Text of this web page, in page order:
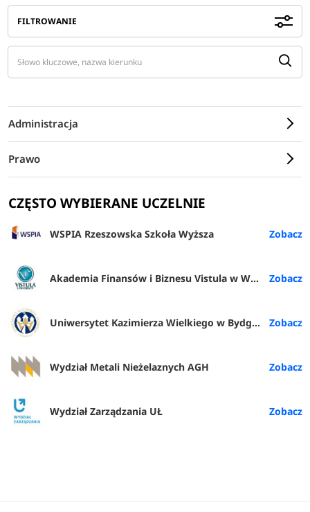
FILTROWANIE
Administracja
Prawo
CZĘSTO WYBIERANE UCZELNIE
WSPIA Rzeszowska Szkoła Wyższa
Akademia Finansów i Biznesu Vistula w Warszawie
Uniwersytet Kazimierza Wielkiego w Bydgoszczy
Wydział Metali Nieżelaznych AGH
Wydział Zarządzania UŁ